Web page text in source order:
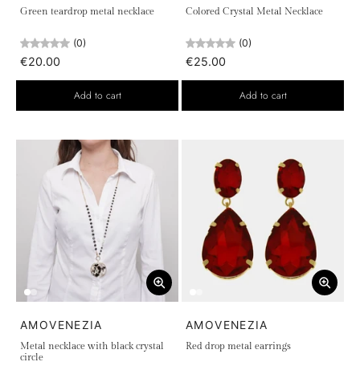
Green teardrop metal necklace
(0)
€20.00
Add to cart
Colored Crystal Metal Necklace
(0)
€25.00
Add to cart
AMOVENEZIA
Metal necklace with black crystal
circle
AMOVENEZIA
Red drop metal earrings